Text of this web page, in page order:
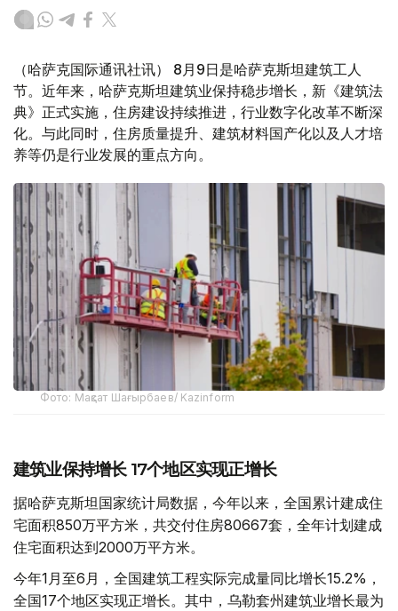
（哈萨克国际通讯社讯） 8月9日是哈萨克斯坦建筑工人
节。近年来，哈萨克斯坦建筑业保持稳步增长，新《建筑法
典》正式实施，住房建设持续推进，行业数字化改革不断深
化。与此同时，住房质量提升、建筑材料国产化以及人才培
养等仍是行业发展的重点方向。
Фото: Мақсат Шағырбаев/ Kazinform
建筑业保持增长 17个地区实现正增长
据哈萨克斯坦国家统计局数据，今年以来，全国累计建成住
宅面积850万平方米，共交付住房80667套，全年计划建成
住宅面积达到2000万平方米。
今年1月至6月，全国建筑工程实际完成量同比增长15.2%，
全国17个地区实现正增长。其中，乌勒套州建筑业增长最为